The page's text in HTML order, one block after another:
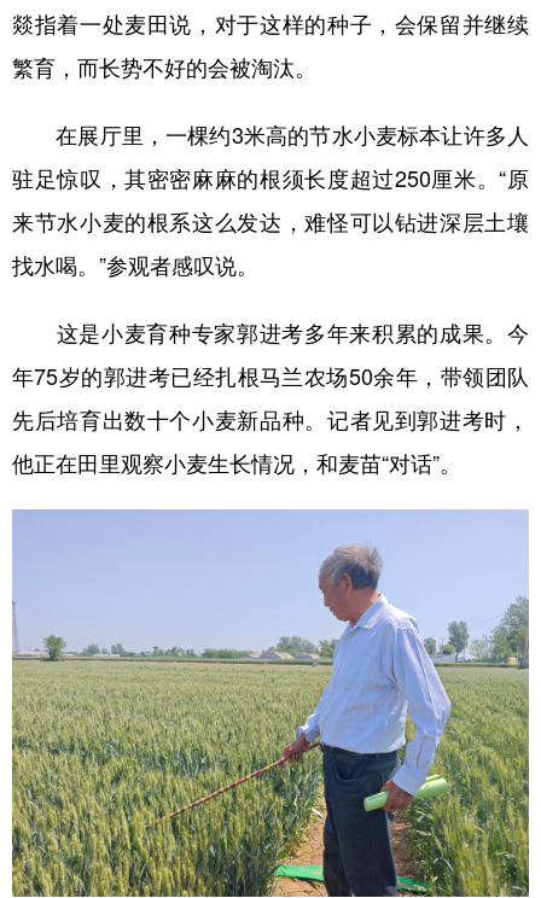
燚指着一处麦田说，对于这样的种子，会保留并继续
繁育，而长势不好的会被淘汰。
在展厅里，一棵约3米高的节水小麦标本让许多人
驻足惊叹，其密密麻麻的根须长度超过250厘米。“原
来节水小麦的根系这么发达，难怪可以钻进深层土壤
找水喝。”参观者感叹说。
这是小麦育种专家郭进考多年来积累的成果。今
年75岁的郭进考已经扎根马兰农场50余年，带领团队
先后培育出数十个小麦新品种。记者见到郭进考时，
他正在田里观察小麦生长情况，和麦苗“对话”。